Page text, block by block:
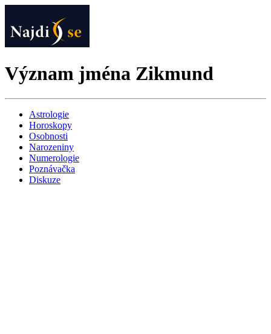
Význam jména Zikmund
Astrologie
Horoskopy
Osobnosti
Narozeniny
Numerologie
Poznávačka
Diskuze